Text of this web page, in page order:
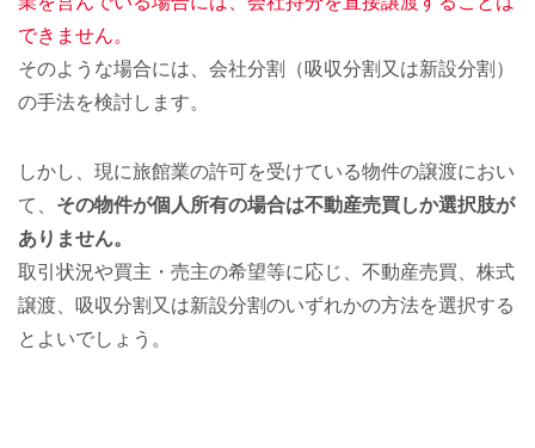
できません。
そのような場合には、会社分割（吸収分割又は新設分割）
の手法を検討します。
しかし、現に旅館業の許可を受けている物件の譲渡におい
て、 その物件が個人所有の場合は不動産売買しか選択肢が
ありません。
取引状況や買主・売主の希望等に応じ、不動産売買、株式
譲渡、吸収分割又は新設分割のいずれかの方法を選択する
とよいでしょう。